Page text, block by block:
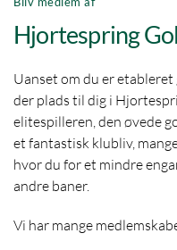
Hjortespring
Uanset om du er
der plads til dig i
elitespilleren, den øvede
et fantastisk klubliv,
hvor du for et mindre
andre baner.
Vi har mange